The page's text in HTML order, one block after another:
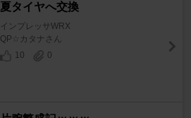
夏タイヤへ交換
インプレッサWRX
QP☆カタナさん
10
0